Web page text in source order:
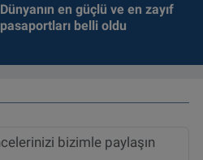
Dünyanın en güçlü ve en zayıf
pasaportları belli oldu